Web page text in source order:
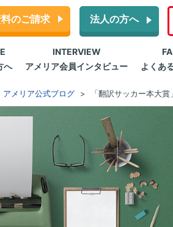
のご請求 法人の方へ
へ
INTERVIEW
アメリア会員インタビュー
よくあ
アメリア公式ブログ 「翻訳サッカー本大賞